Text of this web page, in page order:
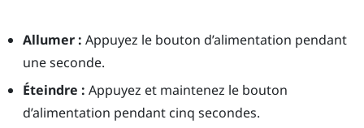
Allumer : Appuyez le bouton d’alimentation pendant
une seconde.
Éteindre : Appuyez et maintenez le bouton
d’alimentation pendant cinq secondes.